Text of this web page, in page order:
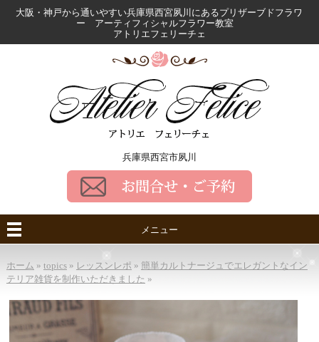
大阪・神戸から通いやすい兵庫県西宮夙川にあるプリザーブドフラワ
ー アーティフィシャルフラワー教室
アトリエフェリーチェ
兵庫県西宮市夙川
メニュー
ホーム » topics» レッスンレポ » 簡単カルトナージュでエレガントなイン
テリア雑貨を制作いただきました »